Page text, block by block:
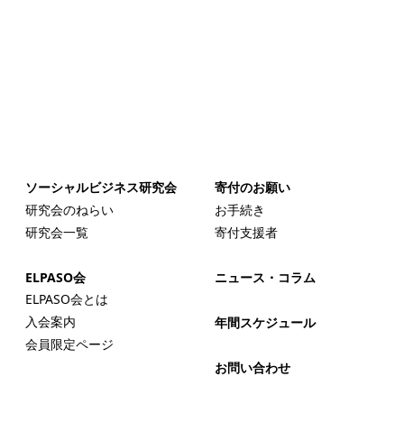
ソーシャルビジネス研究会
研究会のねらい
研究会一覧
ELPASO会
ELPASO会とは
入会案内
会員限定ページ
寄付のお願い
お手続き
寄付支援者
ニュース・コラム
年間スケジュール
お問い合わせ